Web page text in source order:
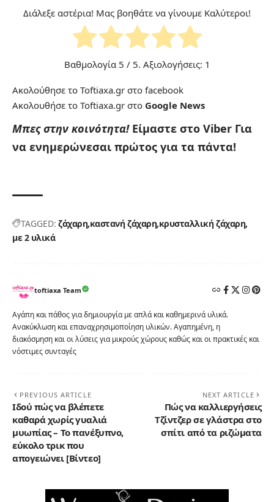
Διάλεξε αστέρια! Μας βοηθάτε να γίνουμε Καλύτεροι!
Βαθμολογία 5 / 5. Αξιολογήσεις: 1
Ακολούθησε το Toftiaxa.gr στο facebook
Ακολουθήσε το Toftiaxa.gr στο Google News
Μπες στην κοινότητα! Είμαστε στο Viber Για
να ενημερώνεσαι πρώτος για τα πάντα!
TAGGED: ζάχαρη καστανή ζάχαρη κρυσταλλική ζάχαρη
με 2 υλικά
toftiaxa Team
Αγάπη και πάθος για δημιουργία με απλά και καθημερινά υλικά.
Ανακύκλωση και επαναχρησιμοποίηση υλικών. Αγαπημένη, η
διακόσμηση και οι λύσεις για μικρούς χώρους καθώς και οι πρακτικές και
νόστιμες συνταγές
PREVIOUS ARTICLE
Ιδού πώς να βλέπετε
καθαρά χωρίς γυαλιά
μυωπίας – Το πανέξυπνο,
εύκολο τρικ που
απογειώνει [Βίντεο]
NEXT ARTICLE
Πώς να καλλιεργήσεις
Τζίντζερ σε γλάστρα στο
σπίτι από τα ριζώματα